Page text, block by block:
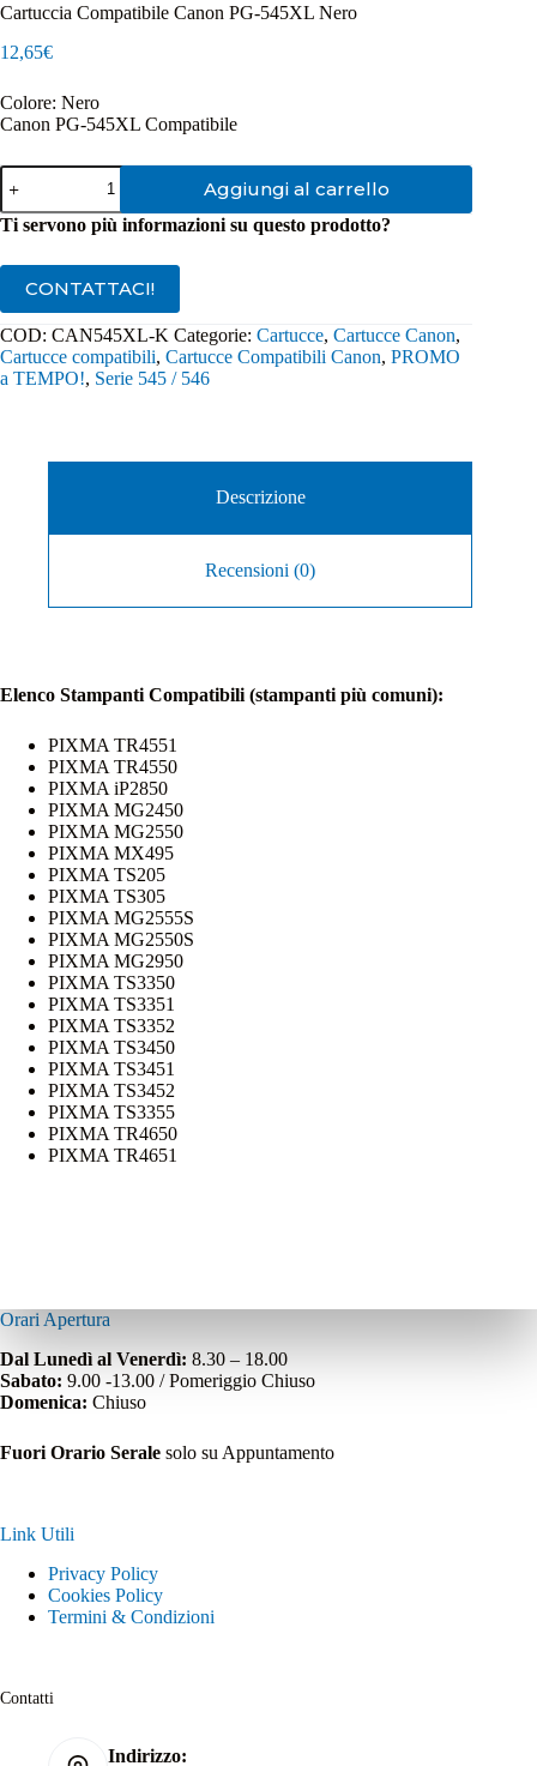
Cartuccia Compatibile Canon PG-545XL Nero
12,65€
Colore: Nero
Canon PG-545XL Compatibile
Cartuccia
Compatibile
Canon
PG-
Nero
quantità
Aggiungi al carrello
Ti servono più informazioni su questo prodotto?
CONTATTACI!
COD: CAN545XL-K Categorie: Cartucce, Cartucce Canon,
Cartucce compatibili, Cartucce Compatibili Canon, PROMO
a TEMPO!, Serie 545 / 546
Descrizione
Recensioni (0)
Elenco Stampanti Compatibili (stampanti più comuni):
PIXMA TR4551
PIXMA TR4550
PIXMA iP2850
PIXMA MG2450
PIXMA MG2550
PIXMA MX495
PIXMA TS205
PIXMA TS305
PIXMA MG2555S
PIXMA MG2550S
PIXMA MG2950
PIXMA TS3350
PIXMA TS3351
PIXMA TS3352
PIXMA TS3450
PIXMA TS3451
PIXMA TS3452
PIXMA TS3355
PIXMA TR4650
PIXMA TR4651
Orari Apertura
Dal Lunedì al Venerdì: 8.30 – 18.00
Sabato: 9.00 -13.00 / Pomeriggio Chiuso
Domenica: Chiuso
Fuori Orario Serale solo su Appuntamento
Link Utili
Privacy Policy
Cookies Policy
Termini & Condizioni
Contatti
Indirizzo: